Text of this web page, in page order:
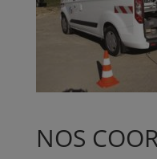
NOS